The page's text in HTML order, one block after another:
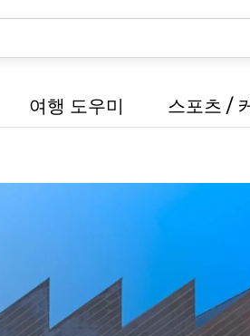
여행 도우미 스포츠 /